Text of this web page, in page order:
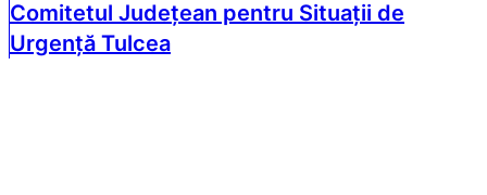
Comitetul Județean pentru Situații de
Urgență Tulcea